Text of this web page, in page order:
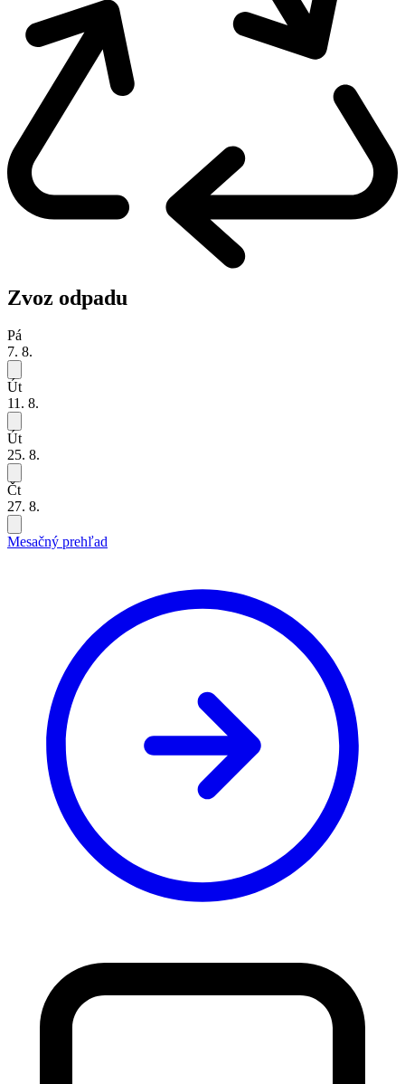
Zvoz odpadu
Pá
7. 8.
Út
11. 8.
Út
25. 8.
Čt
27. 8.
Mesačný prehľad